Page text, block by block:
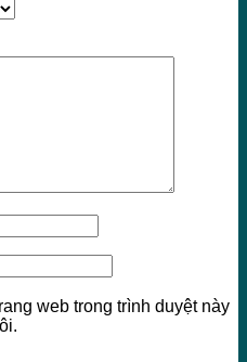
web trong trình duyệt này